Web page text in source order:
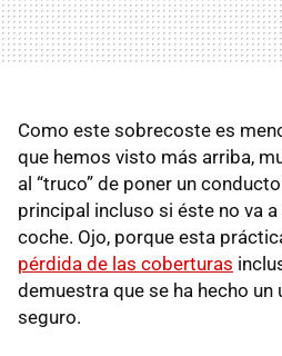
Como este sobrecoste es
que hemos visto más arriba,
al “truco” de poner un
principal incluso si éste no va a
coche. Ojo, porque esta
pérdida de las coberturas
demuestra que se ha hecho un
seguro.